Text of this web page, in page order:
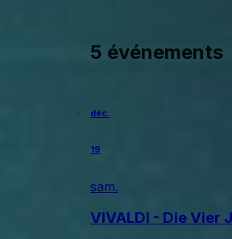
5 événements
déc.
19
sam.
VIVALDI - Die Vier